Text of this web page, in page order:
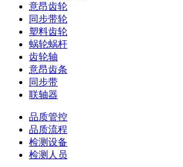
意昂齿轮
同步带轮
塑料齿轮
蜗轮蜗杆
齿轮轴
意昂齿条
同步带
联轴器
品质管控
品质流程
检测设备
检测人员